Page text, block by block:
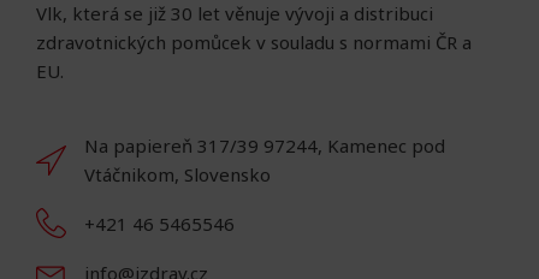
Vlk, která se již 30 let věnuje vývoji a distribuci
zdravotnických pomůcek v souladu s normami ČR a
EU.
Na papiereň 317/39 97244, Kamenec pod
Vtáčnikom, Slovensko
+421 46 5465546
info@izdrav.cz